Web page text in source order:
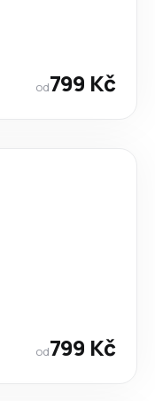
od799 Kč
od799 Kč